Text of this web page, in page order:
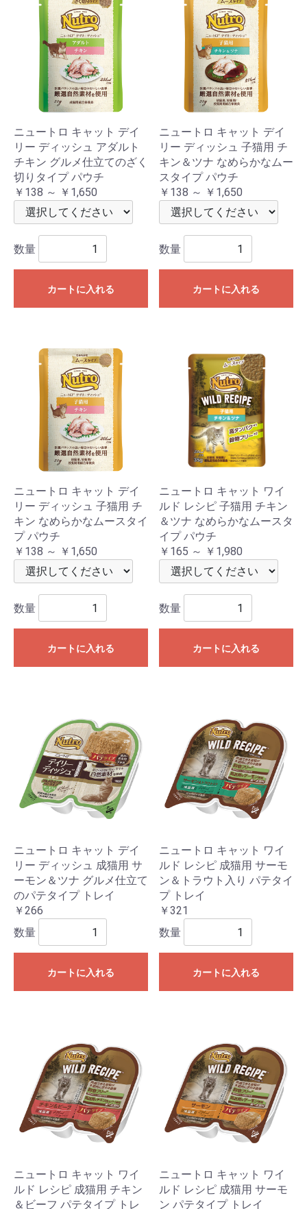
ニュートロ キャット デイ
リー ディッシュ アダルト
チキン グルメ仕立てのざく
切りタイプ パウチ
￥138 ～ ￥1,650
数量
カートに入れる
ニュートロ キャット デイ
リー ディッシュ 子猫用 チ
キン＆ツナ なめらかなムー
スタイプ パウチ
￥138 ～ ￥1,650
数量
カートに入れる
ニュートロ キャット デイ
リー ディッシュ 子猫用 チ
キン なめらかなムースタイ
プ パウチ
￥138 ～ ￥1,650
数量
カートに入れる
ニュートロ キャット ワイ
ルド レシピ 子猫用 チキン
＆ツナ なめらかなムースタ
イプ パウチ
￥165 ～ ￥1,980
数量
カートに入れる
ニュートロ キャット デイ
リー ディッシュ 成猫用 サ
ーモン＆ツナ グルメ仕立て
のパテタイプ トレイ
￥266
数量
カートに入れる
ニュートロ キャット ワイ
ルド レシピ 成猫用 サーモ
ン＆トラウト入り パテタイ
プ トレイ
￥321
数量
カートに入れる
ニュートロ キャット ワイ
ルド レシピ 成猫用 チキン
＆ビーフ パテタイプ トレ
ニュートロ キャット ワイ
ルド レシピ 成猫用 サーモ
ン パテタイプ トレイ